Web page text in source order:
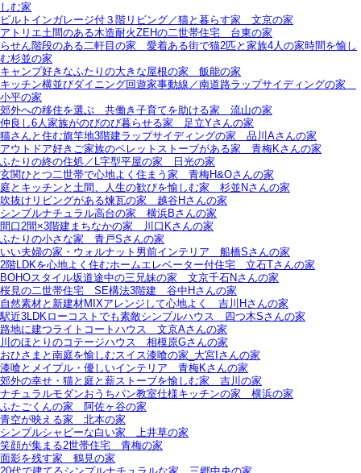
しむ家
ビルトインガレージ付３階リビング／猫と暮らす家＿文京の家
アトリエ土間のある木造耐火ZEHの二世帯住宅＿台東の家
らせん階段のある二軒目の家＿愛着ある街で猫2匹と家族4人の家時間を愉し
む杉並の家
キャンプ好きなふたりの大きな屋根の家＿飯能の家
キッチン横並びダイニング回遊家事動線／南道路ラップサイディングの家＿
小平の家
郊外への移住を選ぶ＿共働き子育てを助ける家＿流山の家
仲良し6人家族がのびのび暮らせる家＿足立Yさんの家
猫さんと住む旗竿地3階建ラップサイディングの家＿品川Aさんの家
アウトドア好きご家族のペレットストーブがある家＿青梅Kさんの家
ふたりの終の住処／L字型平屋の家＿日光の家
玄関ひとつ二世帯で心地よく住まう家＿青梅H&Oさんの家
庭とキッチンと土間、人生の歓びを愉しむ家＿杉並Nさんの家
吹抜けリビングがある煉瓦の家＿越谷Hさんの家
シンプルナチュラル高台の家＿横浜Bさんの家
間口2間×3階建まちなかの家＿川口Kさんの家
ふたりの小さな家＿青戸Sさんの家
いい夫婦の家・ウォルナット男前インテリア＿船橋Sさんの家
2階LDKを心地よく住むホームエレベーター付住宅＿立石Tさんの家
BOHOスタイル坂道途中の三兄妹の家＿文京千石Nさんの家
桜見の二世帯住宅＿SE構法3階建＿谷中Hさんの家
自然素材と新建材MIXアレンジして心地よく＿吉川Hさんの家
駅近3LDKローコストでも素敵シンプルハウス＿四つ木Sさんの家
路地に建つライトコートハウス＿文京Aさんの家
川のほとりのコテージハウス＿相模原Gさんの家
おひさまと南庭を愉しむスイス漆喰の家_大宮Iさんの家
漆喰とメイプル・優しいインテリア＿青梅Kさんの家
郊外の幸せ・猫と庭と薪ストーブを愉しむ家＿吉川の家
ナチュラルモダンおうちパン教室仕様キッチンの家＿横浜の家
ふたごくんの家＿阿佐ヶ谷の家
青空が映える家＿北本の家
シンプルシャビーな白い家＿上井草の家
笑顔が集まる2世帯住宅＿青梅の家
面影を残す家＿鶴見の家